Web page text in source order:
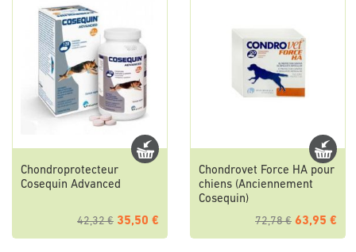
Chondroprotecteur
Cosequin Advanced
42,32 € 35,50 €
Chondrovet Force HA pour
chiens (Anciennement
Cosequin)
72,78 € 63,95 €